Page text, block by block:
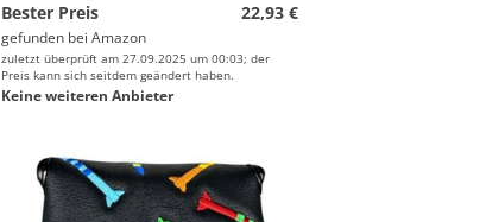
Bester Preis
22,93 €
gefunden bei Amazon
zuletzt überprüft am 27.09.2025 um 00:03; der
Preis kann sich seitdem geändert haben.
Keine weiteren Anbieter